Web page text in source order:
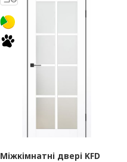
Міжкімнатні двері KFD